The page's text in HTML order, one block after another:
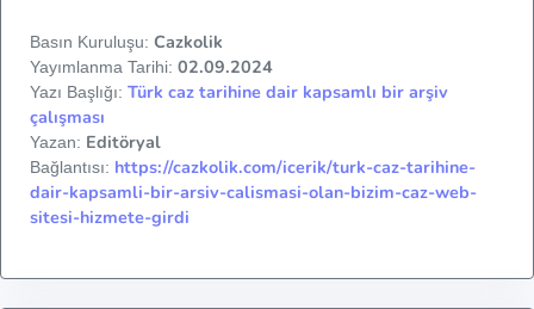
Basın Kuruluşu: Cazkolik
Yayımlanma Tarihi: 02.09.2024
Yazı Başlığı: Türk caz tarihine dair kapsamlı bir arşiv
çalışması
Yazan: Editöryal
Bağlantısı: https://cazkolik.com/icerik/turk-caz-tarihine-
dair-kapsamli-bir-arsiv-calismasi-olan-bizim-caz-web-
sitesi-hizmete-girdi